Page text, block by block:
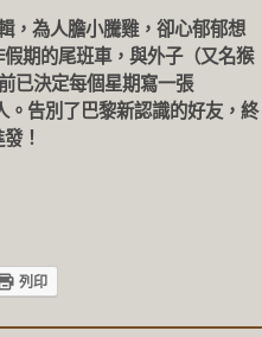
為人膽小騰雞，卻心郁郁想
期的尾班車，與外子（又名猴
已決定每個星期寫一張
告別了巴黎新認識的好友，終
！
列印